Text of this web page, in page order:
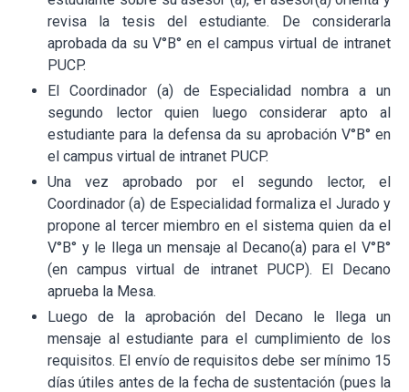
revisa la tesis del estudiante. De considerarla
aprobada da su V°B° en el campus virtual de intranet
PUCP.
El Coordinador (a) de Especialidad nombra a un
segundo lector quien luego considerar apto al
estudiante para la defensa da su aprobación V°B° en
el campus virtual de intranet PUCP.
Una vez aprobado por el segundo lector, el
Coordinador (a) de Especialidad formaliza el Jurado y
propone al tercer miembro en el sistema quien da el
V°B° y le llega un mensaje al Decano(a) para el V°B°
(en campus virtual de intranet PUCP). El Decano
aprueba la Mesa.
Luego de la aprobación del Decano le llega un
mensaje al estudiante para el cumplimiento de los
requisitos. El envío de requisitos debe ser mínimo 15
días útiles antes de la fecha de sustentación (pues la